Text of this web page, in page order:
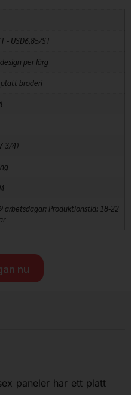
- USD6,85/ST
per färg
platt broderi
3/4)
arbetsdagar; Produktionstid: 18-22
nu
paneler har ett platt